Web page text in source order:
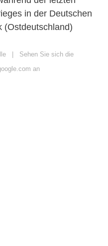
in der Deutschen
(Ostdeutschland)
| Sehen Sie sich die
an